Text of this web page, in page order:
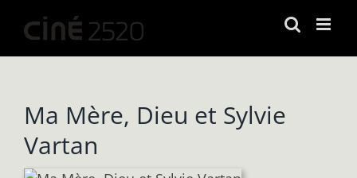
contenu
Ma Mère, Dieu et Sylvie
Vartan